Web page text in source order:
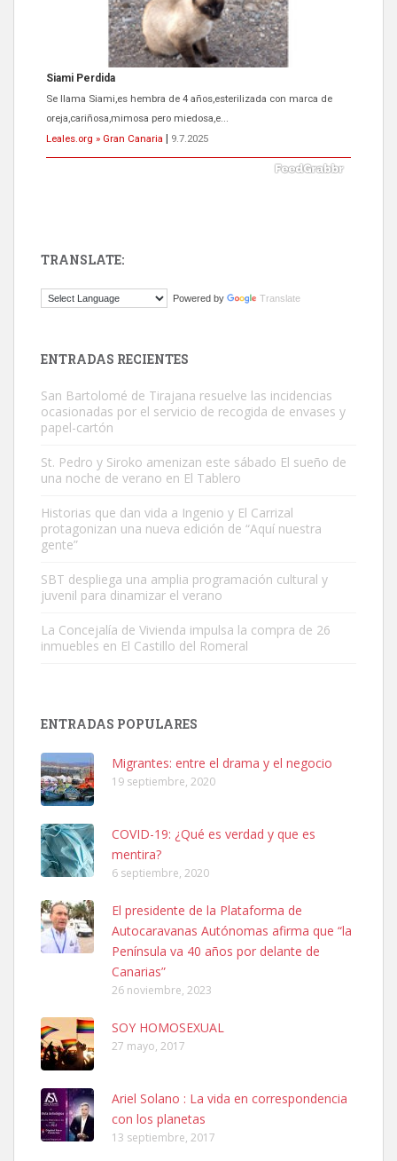
ADOPCIÓN URGENTE GATA TEROR GRAN CANARIA
El ayuntamiento se va a llevar a Los Gatos callejeros de la zona los
próximos días, ella incluida...
Leales.org » Gran Canaria
9.7.2025
Este gato macho ha aparecido en la calle hace menos de un mes,
Busco adopción responsable para mi perra. Pastor alemán,
hembra, 4 años. Por motivos personales ...
Leales.org » Gran Canaria
Leales.org » Gran Canaria
Ninfa perdida
El día 5 se los perdió una ninfa papillera, asustada tiene miedo a la
calle, se perdió por la zon...
Leales.org » Gran Canaria
6.7.2025
Adopcion
Busco casa de acogida para mi perrita ya que por temas de trabajo
no la puedo tener. Solo gente r...
TRANSLATE:
Powered by Translate
ENTRADAS RECIENTES
San Bartolomé de Tirajana resuelve las incidencias
ocasionadas por el servicio de recogida de envases y
papel-cartón
St. Pedro y Siroko amenizan este sábado El sueño de
una noche de verano en El Tablero
Historias que dan vida a Ingenio y El Carrizal
protagonizan una nueva edición de “Aquí nuestra
gente”
SBT despliega una amplia programación cultural y
juvenil para dinamizar el verano
La Concejalía de Vivienda impulsa la compra de 26
inmuebles en El Castillo del Romeral
ENTRADAS POPULARES
Migrantes: entre el drama y el negocio
19 septiembre, 2020
COVID-19: ¿Qué es verdad y que es
mentira?
6 septiembre, 2020
El presidente de la Plataforma de
Autocaravanas Autónomas afirma que “la
Península va 40 años por delante de
Canarias”
26 noviembre, 2023
SOY HOMOSEXUAL
27 mayo, 2017
Ariel Solano : La vida en correspondencia
con los planetas
13 septiembre, 2017